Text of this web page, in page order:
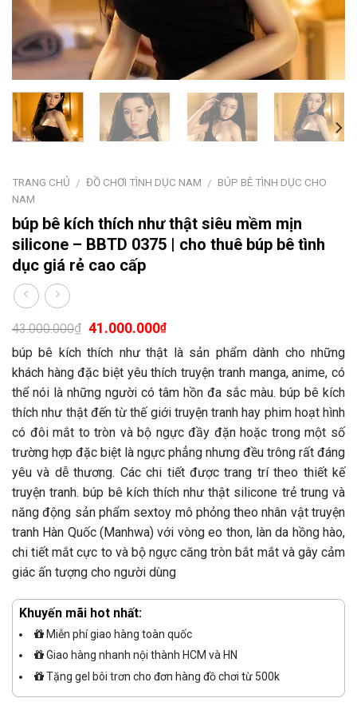
TRANG CHỦ / ĐỒ CHƠI TÌNH DỤC NAM / BÚP BÊ TÌNH DỤC CHO
NAM
búp bê kích thích như thật siêu mềm mịn
silicone – BBTD 0375 | cho thuê búp bê tình
dục giá rẻ cao cấp
43.000.000₫ 41.000.000₫
búp bê kích thích như thật là sản phẩm dành cho những
khách hàng đặc biệt yêu thích truyện tranh manga, anime, có
thể nói là những người có tâm hồn đa sắc màu. búp bê kích
thích như thật đến từ thế giới truyện tranh hay phim hoạt hình
có đôi mắt to tròn và bộ ngực đầy đặn hoặc trong một số
trường hợp đặc biệt là ngực phẳng nhưng đều trông rất đáng
yêu và dễ thương. Các chi tiết được trang trí theo thiết kế
truyện tranh. búp bê kích thích như thật silicone trẻ trung và
năng động sản phẩm sextoy mô phỏng theo nhân vật truyện
tranh Hàn Quốc (Manhwa) với vòng eo thon, làn da hồng hào,
chi tiết mắt cực to và bộ ngực căng tròn bắt mắt và gây cảm
giác ấn tượng cho người dùng
Khuyến mãi hot nhất:
Miễn phí giao hàng toàn quốc
Giao hàng nhanh nội thành HCM và HN
Tặng gel bôi trơn cho đơn hàng đồ chơi từ 500k